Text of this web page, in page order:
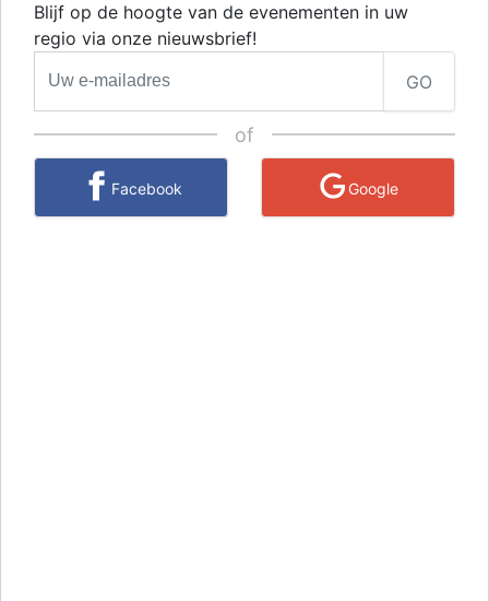
Blijf op de hoogte van de evenementen in uw
regio via onze nieuwsbrief!
GO
of
Facebook Google